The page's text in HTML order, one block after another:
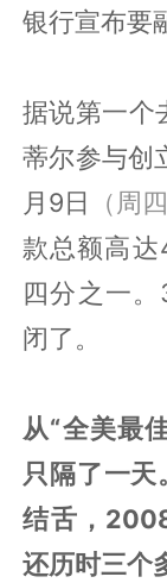
银行宣布要
据说第一个
蒂尔参与创
月9日
（周四
款总额高
四分之一。
闭了。
从“全美最
只隔了一
结舌，
还历时三个